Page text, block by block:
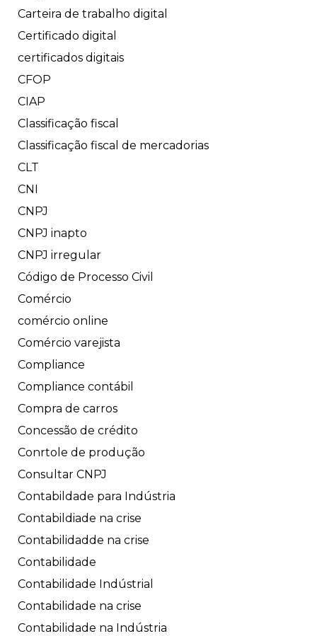
Carteira de trabalho digital
Certificado digital
certificados digitais
CFOP
CIAP
Classificação fiscal
Classificação fiscal de mercadorias
CLT
CNI
CNPJ
CNPJ inapto
CNPJ irregular
Código de Processo Civil
Comércio
comércio online
Comércio varejista
Compliance
Compliance contábil
Compra de carros
Concessão de crédito
Conrtole de produção
Consultar CNPJ
Contabildade para Indústria
Contabildiade na crise
Contabilidadde na crise
Contabilidade
Contabilidade Indústrial
Contabilidade na crise
Contabilidade na Indústria